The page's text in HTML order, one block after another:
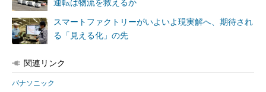
運転は物流を救えるか
スマートファクトリーがいよいよ現実解へ、期待され
る「見える化」の先
関連リンク
パナソニック